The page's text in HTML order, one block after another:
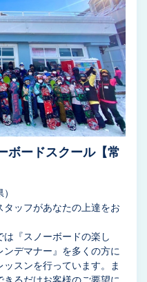
ボードスクール【常
ッフがあなたの上達をお
『スノーボードの楽し
デマナー』を多くの方に
スンを行っています。ま